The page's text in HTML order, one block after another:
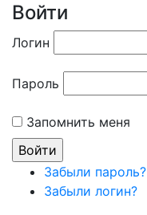
Войти
Логин
Пароль
Запомнить меня
Забыли пароль?
Забыли логин?